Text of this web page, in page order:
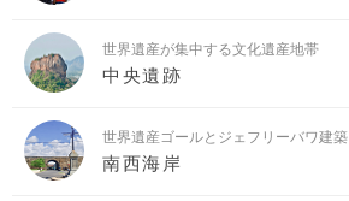
世界遺産が集中する文化遺産地帯
中央遺跡
世界遺産ゴールとジェフリーバワ建築
南西海岸